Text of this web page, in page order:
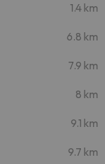
1.4 km
6.8 km
7.9 km
8 km
9.1 km
9.7 km